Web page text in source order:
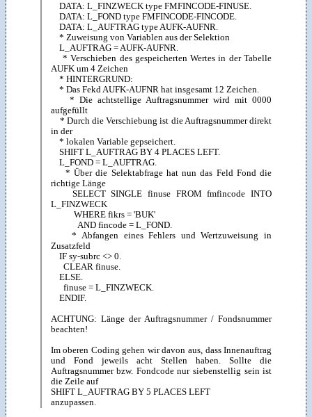
DATA: L_FINZWECK type FMFINCODE-FINUSE.
DATA: L_FOND type FMFINCODE-FINCODE.
DATA: L_AUFTRAG type AUFK-AUFNR.
* Zuweisung von Variablen aus der Selektion
L_AUFTRAG = AUFK-AUFNR.
* Verschieben des gespeicherten Wertes in der Tabelle
AUFK um 4 Zeichen
* HINTERGRUND:
* Das Fekd AUFK-AUFNR hat insgesamt 12 Zeichen.
* Die achtstellige Auftragsnummer wird mit 0000
aufgefüllt
* Durch die Verschiebung ist die Auftragsnummer direkt
in der
* lokalen Variable gepseichert.
SHIFT L_AUFTRAG BY 4 PLACES LEFT.
L_FOND = L_AUFTRAG.
* Über die Selektabfrage hat nun das Feld Fond die
richtige Länge
SELECT SINGLE finuse FROM fmfincode INTO
L_FINZWECK
WHERE fikrs = 'BUK'
AND fincode = L_FOND.
* Abfangen eines Fehlers und Wertzuweisung in
Zusatzfeld
IF sy-subrc <> 0.
CLEAR finuse.
ELSE.
finuse = L_FINZWECK.
ENDIF.
ACHTUNG: Länge der Auftragsnummer / Fondsnummer
beachten!
Im oberen Coding gehen wir davon aus, dass Innenauftrag
und Fond jeweils acht Stellen haben. Sollte die
Auftragsnummer bzw. Fondcode nur siebenstellig sein ist
die Zeile auf
SHIFT L_AUFTRAG BY 5 PLACES LEFT
anzupassen.